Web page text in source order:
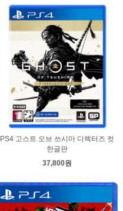
PS4 고스트 오브 쓰시마 디렉터즈 컷
한글판
37,800원